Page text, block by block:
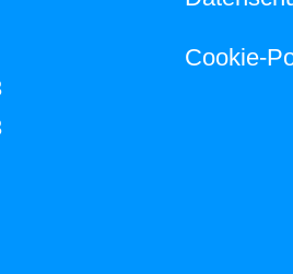
Cookie-